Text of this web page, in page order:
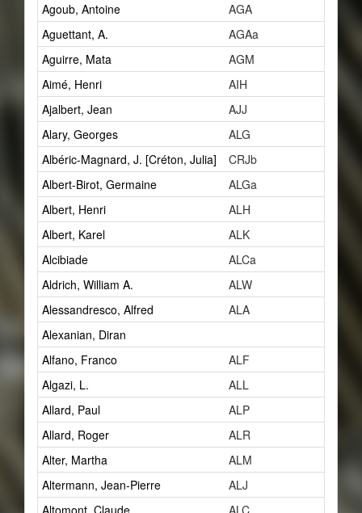
Agoub, Antoine
AGA
Aguettant, A.
AGAa
Aguirre, Mata
AGM
Aimé, Henri
AIH
Ajalbert, Jean
AJJ
Alary, Georges
ALG
Albéric-Magnard, J. [Créton, Julia]
CRJb
Albert-Birot, Germaine
ALGa
Albert, Henri
ALH
Albert, Karel
ALK
Alcibiade
ALCa
Aldrich, William A.
ALW
Alessandresco, Alfred
ALA
Alexanian, Diran
Alfano, Franco
ALF
Algazi, L.
ALL
Allard, Paul
ALP
Allard, Roger
ALR
Alter, Martha
ALM
Altermann, Jean-Pierre
ALJ
Altomont, Claude
ALC